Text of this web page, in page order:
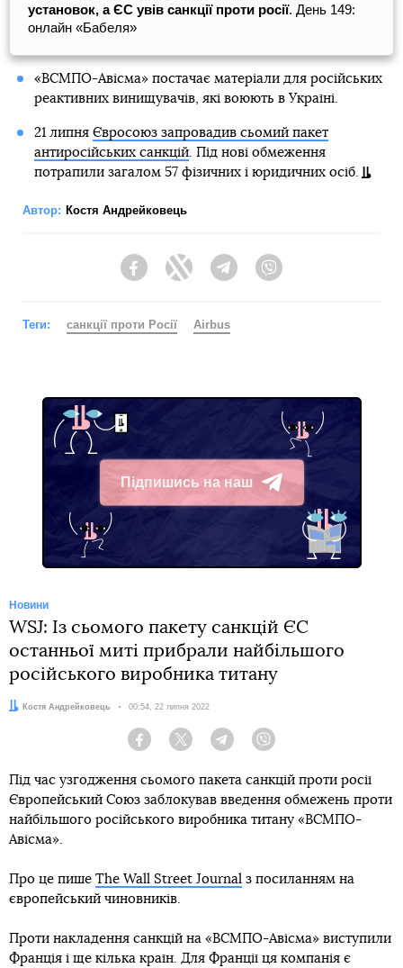
установок, а ЄС увів санкції проти росії. День 149:
онлайн «Бабеля»
«ВСМПО-Авісма» постачає матеріали для російських
реактивних винищувачів, які воюють в Україні.
21 липня Євросоюз запровадив сьомий пакет
антиросійських санкцій. Під нові обмеження
потрапили загалом 57 фізичних і юридичних осіб.
Автор: Костя Андрейковець
FacebookTwitter Telegram
Теги: санкції проти Росії Airbus
Підпишись на наш
Telegram
Новини
WSJ: Із сьомого пакету санкцій ЄС
останньої миті прибрали найбільшого
російського виробника титану
Автор:Костя Андрейковець Дата:
00:54, 22 липня 2022
Facebook Twitter Telegram
Під час узгодження сьомого пакета санкцій проти росії
Європейський Союз заблокував введення обмежень проти
найбільшого російського виробника титану «ВСМПО-
Авісма».
Про це пише The Wall Street Journal з посиланням на
європейський чиновників.
Проти накладення санкцій на «ВСМПО-Авісма» виступили
Франція і ще кілька країн. Для Франції ця компанія є